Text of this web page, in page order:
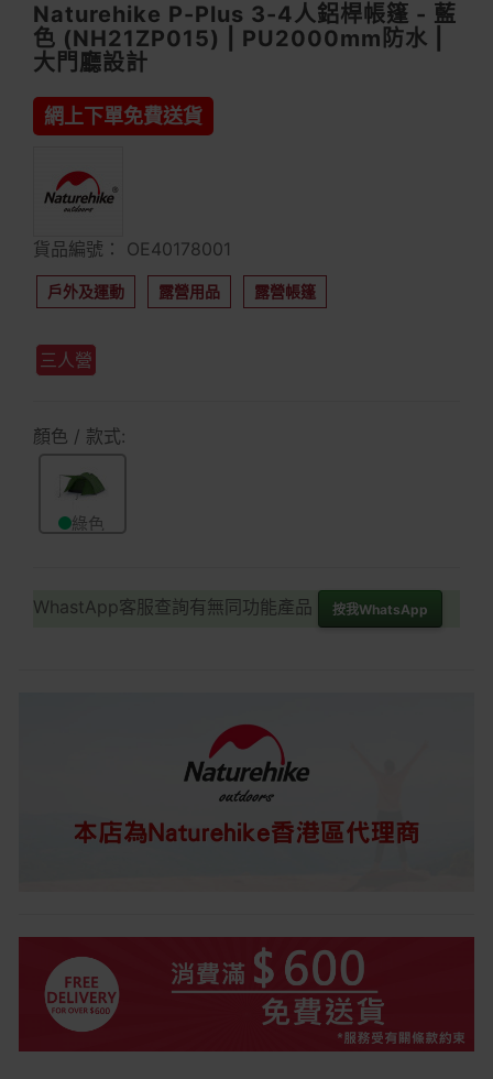
Naturehike P-Plus 3-4人鋁桿帳篷 - 藍
色 (NH21ZP015) | PU2000mm防水 |
大門廳設計
網上下單免費送貨
貨品編號： OE40178001
戶外及運動 露營用品 露營帳篷
三人營
顏色 / 款式:
綠色
WhastApp客服查詢有無同功能產品 按我WhatsApp